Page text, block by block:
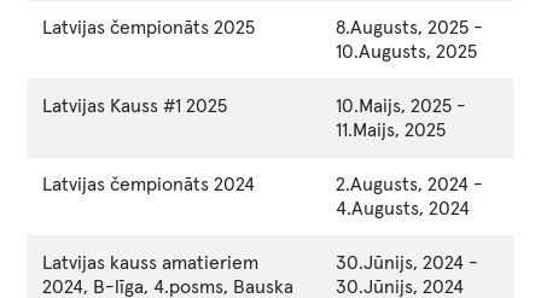
Latvijas čempionāts 2025 8.Augusts, 2025 -
10.Augusts, 2025
Latvijas Kauss #1 2025 10.Maijs, 2025 -
11.Maijs, 2025
Latvijas čempionāts 2024 2.Augusts, 2024 -
4.Augusts, 2024
Latvijas kauss amatieriem
2024, B-līga, 4.posms, Bauska
30.Jūnijs, 2024 -
30.Jūnijs, 2024